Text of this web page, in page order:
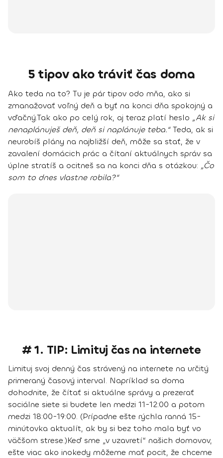
5 tipov ako tráviť čas doma
Ako teda na to? Tu je pár tipov odo mňa, ako si
zmanažovať voľný deň a byť na konci dňa spokojný a
vďačný.Tak ako po celý rok, aj teraz platí heslo „Ak si
nenaplánuješ deň, deň si naplánuje teba.“Teda, ak si
neurobíš plány na najbližší deň, môže sa stať, že v
zavalení domácich prác a čítaní aktuálnych správ sa
úplne stratíš a ocitneš sa na konci dňa s otázkou: „Čo
som to dnes vlastne robila?“
# 1. TIP: Limituj čas na internete
Limituj svoj denný čas strávený na internete na určitý
primeraný časový interval. Napríklad sa doma
dohodnite, že čítať si aktuálne správy a prezerať
sociálne siete si budete len medzi 11-12:00 a potom
medzi 18:00-19:00. (Prípadne ešte rýchla ranná 15-
minútovka aktualít, ak by si bez toho mala byť vo
väčšom strese.)Keď sme „v uzavretí“ našich domovov,
ešte viac ako inokedy môžeme mať pocit, že chceme